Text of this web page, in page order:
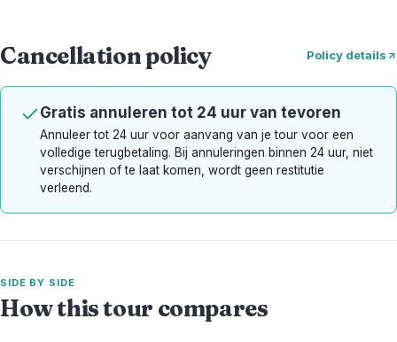
Cancellation policy Policy details
Gratis annuleren tot 24 uur van tevoren
Annuleer tot 24 uur voor aanvang van je tour voor een
volledige terugbetaling. Bij annuleringen binnen 24 uur, niet
verschijnen of te laat komen, wordt geen restitutie
verleend.
SIDE BY SIDE
How this tour compares